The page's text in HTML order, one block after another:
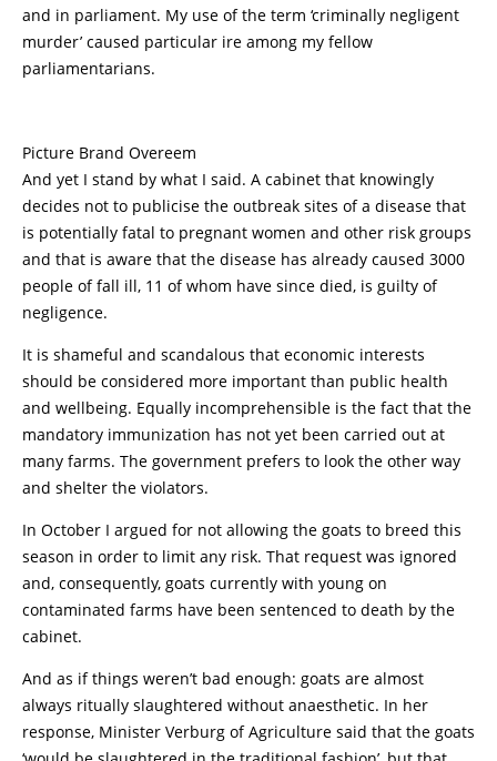
and in parliament. My use of the term ‘criminally negligent
murder’ caused particular ire among my fellow
parliamentarians.
Picture Brand Overeem
And yet I stand by what I said. A cabinet that knowingly
decides not to publicise the outbreak sites of a disease that
is potentially fatal to pregnant women and other risk groups
and that is aware that the disease has already caused 3000
people of fall ill, 11 of whom have since died, is guilty of
negligence.
It is shameful and scandalous that economic interests
should be considered more important than public health
and wellbeing. Equally incomprehensible is the fact that the
mandatory immunization has not yet been carried out at
many farms. The government prefers to look the other way
and shelter the violators.
In October I argued for not allowing the goats to breed this
season in order to limit any risk. That request was ignored
and, consequently, goats currently with young on
contaminated farms have been sentenced to death by the
cabinet.
And as if things weren’t bad enough: goats are almost
always ritually slaughtered without anaesthetic. In her
response, Minister Verburg of Agriculture said that the goats